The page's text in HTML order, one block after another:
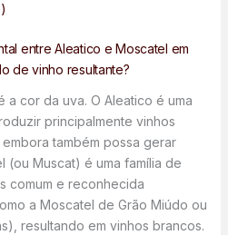
entre Aleatico e Moscatel em
de vinho resultante?
a cor da uva. O Aleatico é uma
principalmente vinhos
também possa gerar
(ou Muscat) é uma família de
comum e reconhecida
a Moscatel de Grão Miúdo ou
resultando em vinhos brancos.